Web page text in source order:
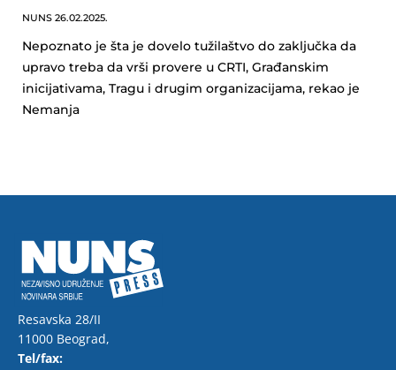
NUNS 26.02.2025.
Nepoznato je šta je dovelo tužilaštvo do zaključka da
upravo treba da vrši provere u CRTI, Građanskim
inicijativama, Tragu i drugim organizacijama, rekao je
Nemanja
Resavska 28/II
11000 Beograd,
Tel/fax: